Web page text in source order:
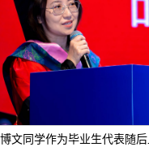
文同学作为毕业生代表随